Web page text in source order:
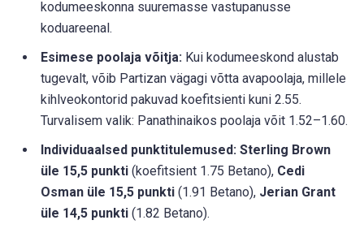
kodumeeskonna suuremasse vastupanusse
koduareenal.
Esimese poolaja võitja: Kui kodumeeskond alustab
tugevalt, võib Partizan vägagi võtta avapoolaja, millele
kihlveokontorid pakuvad koefitsienti kuni 2.55.
Turvalisem valik: Panathinaikos poolaja võit 1.52–1.60.
Individuaalsed punktitulemused: Sterling Brown
üle 15,5 punkti (koefitsient 1.75 Betano), Cedi
Osman üle 15,5 punkti (1.91 Betano), Jerian Grant
üle 14,5 punkti (1.82 Betano).